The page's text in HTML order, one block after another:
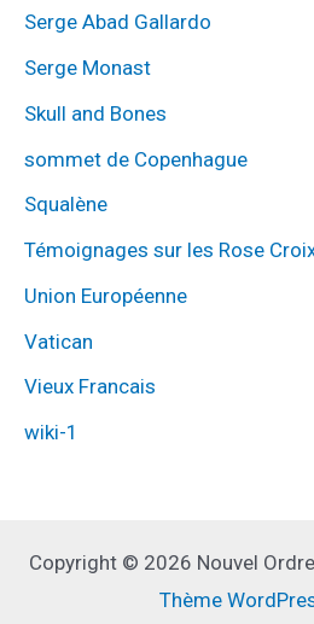
Serge Abad Gallardo
Serge Monast
Skull and Bones
sommet de Copenhague
Squalène
Témoignages sur les Rose
Union Européenne
Vatican
Vieux Francais
wiki-1
Copyright © 2026 Nouvel
Thème